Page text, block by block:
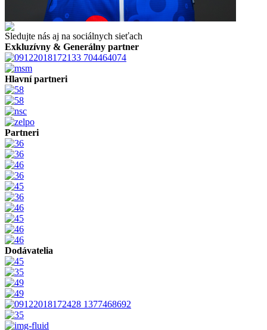
Sledujte nás aj na sociálnych sieťach
Exkluzívny & Generálny partner
Hlavní partneri
Partneri
Dodávatelia